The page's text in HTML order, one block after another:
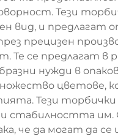
Тези
вид, и предлагат
прецизен
Те се предлагат в
нужди в
цветове,
Тези
стабилността
че да могат да